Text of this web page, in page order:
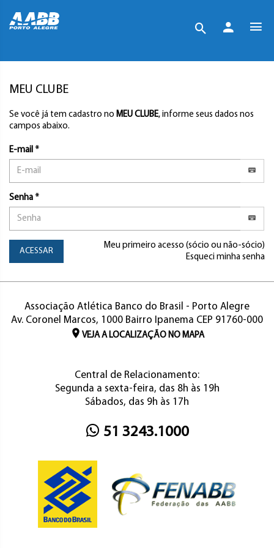
MEU CLUBE
Se você já tem cadastro no MEU CLUBE, informe seus dados nos
campos abaixo.
E-mail *
Senha *
ACESSAR
Meu primeiro acesso (sócio ou não-sócio)
Esqueci minha senha
Associação Atlética Banco do Brasil - Porto Alegre
Av. Coronel Marcos, 1000 Bairro Ipanema CEP 91760-000
VEJA A LOCALIZAÇÃO NO MAPA
Central de Relacionamento:
Segunda a sexta-feira, das 8h às 19h
Sábados, das 9h às 17h
51 3243.1000